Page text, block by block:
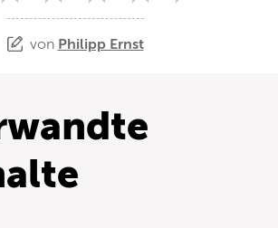
von Philipp Ernst